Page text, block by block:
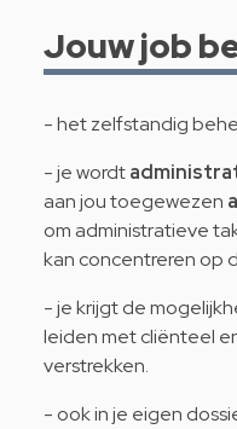
Jouw job
- het zelfstandig
- je wordt
aan jou toegewezen
om administratieve
kan concentreren op
- je krijgt de
leiden met cliënteel
verstrekken.
- ook in je eigen